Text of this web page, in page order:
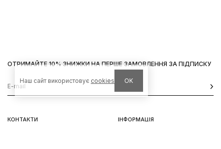
КОНТАКТИ ІНФОРМАЦІЯ
ОТРИМАЙТЕ 10% ЗНИЖКИ НА ПЕРШЕ ЗАМОВЛЕННЯ ЗА ПІДПИСКУ
Наш сайт використовує cookies OK